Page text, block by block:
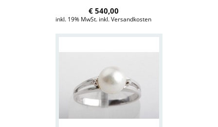
€ 540,00
inkl. 19% MwSt. inkl. Versandkosten